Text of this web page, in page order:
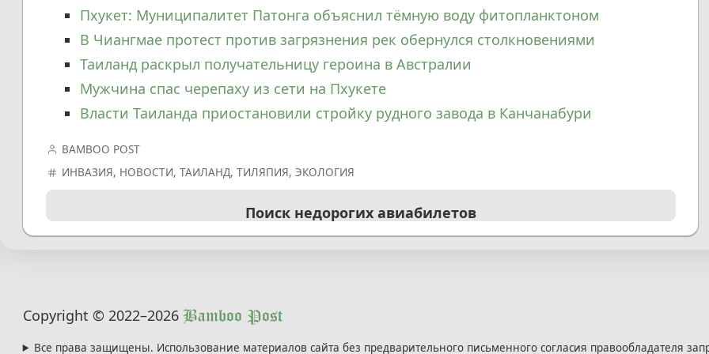
Пхукет: Муниципалитет Патонга объяснил тёмную воду фитопланктоном
В Чиангмае протест против загрязнения рек обернулся столкновениями
Таиланд раскрыл получательницу героина в Австралии
Мужчина спас черепаху из сети на Пхукете
Власти Таиланда приостановили стройку рудного завода в Канчанабури
BAMBOO POST
ИНВАЗИЯ, НОВОСТИ,ТАИЛАНД,ТИЛЯПИЯ,ЭКОЛОГИЯ
Поиск недорогих авиабилетов
Copyright © 2022–2026 Bamboo Post
Все права защищены. Использование материалов сайта без предварительного письменного согласия правообладателя